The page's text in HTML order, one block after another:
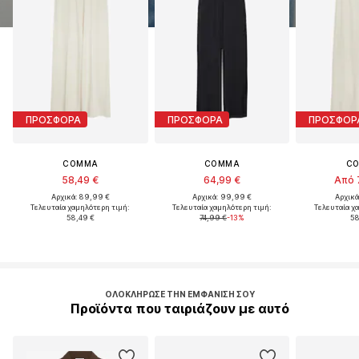
ΠΡΟΣΦΟΡΑ
COMMA
58,49 €
Αρχικά: 89,99 €
Τελευταία χαμηλότερη τιμή:
58,49 €
ΠΡΟΣΦΟΡΑ
COMMA
64,99 €
Αρχικά: 99,99 €
Τελευταία χαμηλότερη τιμή:
74,99 €-13%
Από
Τελευταία
ΟΛΟΚΛΉΡΩΣΕ ΤΗΝ ΕΜΦΆΝΙΣΉ ΣΟΥ
Προϊόντα που ταιριάζουν με αυτό